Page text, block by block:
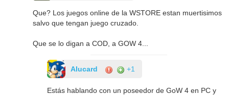
Que? Los juegos online de la WSTORE estan muertisimos
salvo que tengan juego cruzado.
Que se lo digan a COD, a GOW 4...
AIucard +1
Estás hablando con un poseedor de GoW 4 en PC y